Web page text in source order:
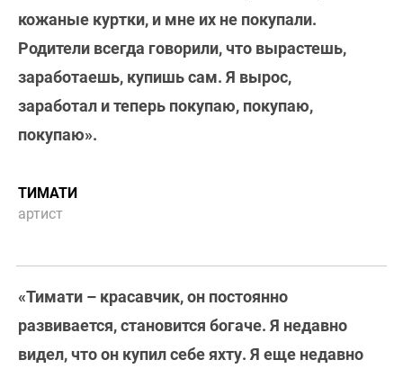
кожаные куртки, и мне их не покупали.
Родители всегда говорили, что вырастешь,
заработаешь, купишь сам. Я вырос,
заработал и теперь покупаю, покупаю,
покупаю».
ТИМАТИ
артист
«Тимати – красавчик, он постоянно
развивается, становится богаче. Я недавно
видел, что он купил себе яхту. Я еще недавно